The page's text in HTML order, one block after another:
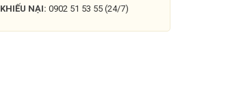
KHIẾU NẠI: 0902 51 53 55 (24/7)